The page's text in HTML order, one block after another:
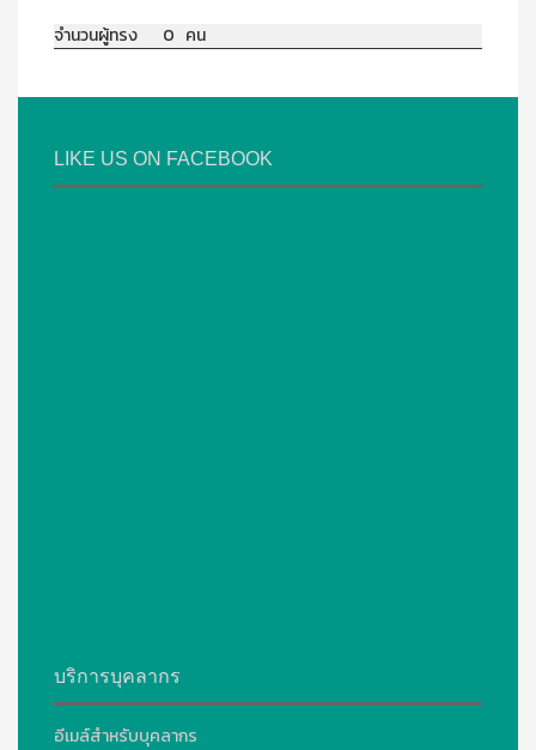
จำนวนผู้ทรง 0 คน
LIKE US ON FACEBOOK
บริการบุคลากร
อีเมล์สำหรับบุคลากร